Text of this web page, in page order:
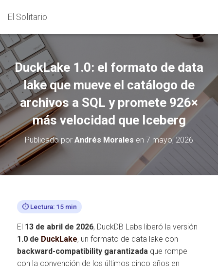
El Solitario
DuckLake 1.0: el formato de data
lake que mueve el catálogo de
archivos a SQL y promete 926×
más velocidad que Iceberg
Publicado por Andrés Morales en 7 mayo, 2026
⏱️ Lectura: 15 min
El 13 de abril de 2026, DuckDB Labs liberó la versión
1.0 de DuckLake, un formato de data lake con
backward-compatibility garantizada que rompe
con la convención de los últimos cinco años en